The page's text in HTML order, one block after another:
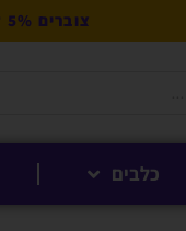
צוברים 5% לקנייה הבאה בנקודות לחברי מועדון
כלבים